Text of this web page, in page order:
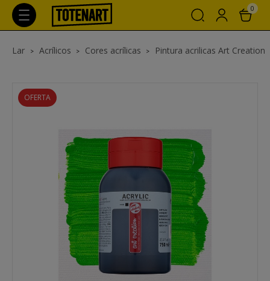
0
Lar Acrílicos Cores acrílicas Pintura acrilicas Art Creation
OFERTA